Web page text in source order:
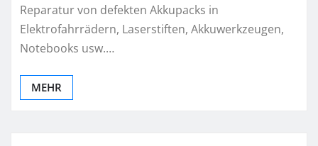
Reparatur von defekten Akkupacks in
Elektrofahrrädern, Laserstiften, Akkuwerkzeugen,
Notebooks usw.…
MEHR